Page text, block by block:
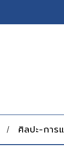
ศิลปะ-กา